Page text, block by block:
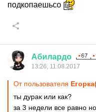
подкопаешьсо
Абилардо
13:26, 11.08.2017
От пользователя
ты дурак или как?
за 3 недели все равно